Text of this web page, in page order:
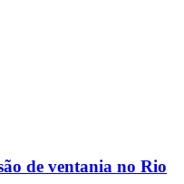
de ventania no Rio